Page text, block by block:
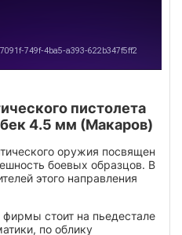
пистолета
4.5 мм (Макаров)
оружия посвящен
боевых образцов. В
этого направления
стоит на пьедестале
по облику